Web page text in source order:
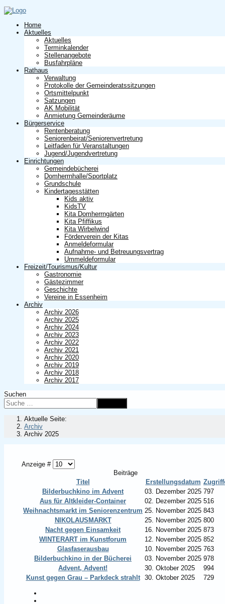
Home
Aktuelles
Aktuelles
Terminkalender
Stellenangebote
Busfahrpläne
Rathaus
Verwaltung
Protokolle der Gemeinderatssitzungen
Ortsmittelpunkt
Satzungen
AK Mobilität
Anmietung Gemeinderäume
Bürgerservice
Rentenberatung
Seniorenbeirat/Seniorenvertretung
Leitfaden für Veranstaltungen
Jugend/Jugendvertretung
Einrichtungen
Gemeindebücherei
Domherrnhalle/Sportplatz
Grundschule
Kindertagesstätten
Kids aktiv
KidsTV
Kita Domherrngärten
Kita Pfiffikus
Kita Wirbelwind
Förderverein der Kitas
Anmeldeformular
Aufnahme- und Betreuungsvertrag
Ummeldeformular
Freizeit/Tourismus/Kultur
Gastronomie
Gästezimmer
Geschichte
Vereine in Essenheim
Archiv
Archiv 2026
Archiv 2025
Archiv 2024
Archiv 2023
Archiv 2022
Archiv 2021
Archiv 2020
Archiv 2019
Archiv 2018
Archiv 2017
Suchen
Aktuelle Seite:
Archiv
Archiv 2025
Anzeige #
Beiträge
Titel
Erstellungsdatum
Bilderbuchkino im Advent
03. Dezember 2025 797
Aus für Altkleider-Container
02. Dezember 2025 516
Weihnachtsmarkt im Seniorenzentrum 25. November 2025 843
NIKOLAUSMARKT
25. November 2025 800
Nacht gegen Einsamkeit
16. November 2025 873
WINTERART im Kunstforum
12. November 2025 852
Glasfaserausbau
10. November 2025 763
Bilderbuchkino in der Bücherei
03. November 2025 978
Advent, Advent!
30. Oktober 2025
994
Kunst gegen Grau – Parkdeck strahlt
30. Oktober 2025 729